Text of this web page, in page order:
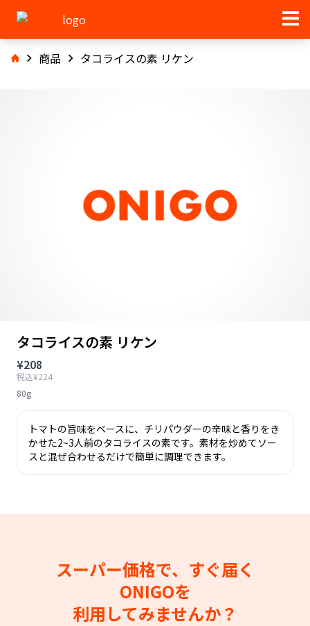
商品 タコライスの素 リケン
タコライスの素 リケン
¥208
税込¥224
80g
トマトの旨味をベースに、チリパウダーの辛味と香りをき
かせた2~3人前のタコライスの素です。素材を炒めてソー
スと混ぜ合わせるだけで簡単に調理できます。
スーパー価格で、すぐ届く
ONIGOを
利用してみませんか？